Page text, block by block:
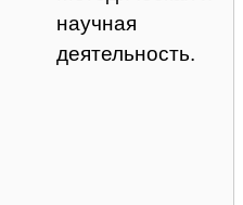
научная
деятельность.